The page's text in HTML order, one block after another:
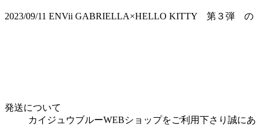
2023/09/11 ENVii GABRIELLA×HELLO KITTY 第３弾 の
発送について
カイジュウブルーWEBショップをご利用下さり誠にあ